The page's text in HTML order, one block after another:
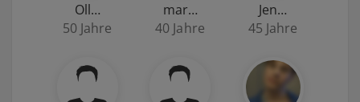
Oll…
50 Jahre
mar…
40 Jahre
Jen…
45 Jahre